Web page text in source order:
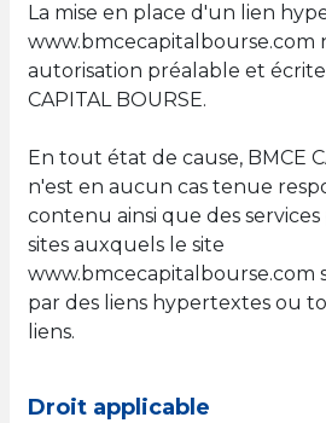
La mise en place d'un lien
www.bmcecapitalbourse.com
autorisation préalable et écrite
CAPITAL BOURSE.
En tout état de cause, BMCE
n'est en aucun cas tenue
contenu ainsi que des
sites auxquels le site
www.bmcecapitalbourse.com
par des liens hypertextes ou
liens.
Droit applicable